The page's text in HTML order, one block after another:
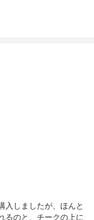
入しましたが、ほんと
るのと、チークの上に